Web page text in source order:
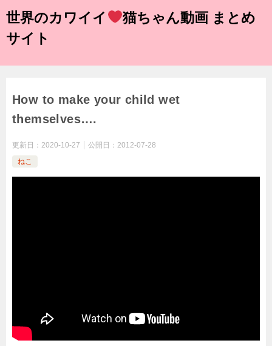
世界のカワイイ
猫ちゃん動画 まとめ
サイト
How to make your child wet
themselves….
更新日： 2020-10-27 公開日： 2012-07-28
ねこ